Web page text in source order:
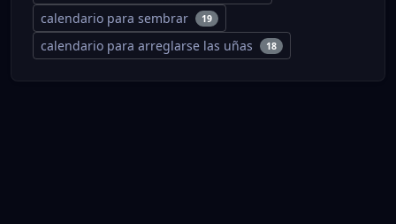
calendario para sembrar 19
calendario para arreglarse las uñas 18